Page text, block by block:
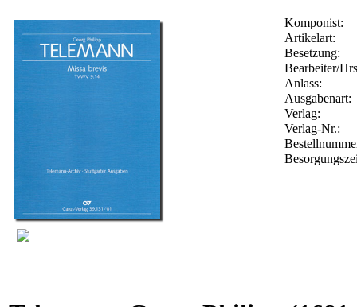
Komponist:
Artikelart:
Besetzung:
Bearbeiter/
Anlass:
Ausgabenart:
Verlag:
Verlag-Nr.: